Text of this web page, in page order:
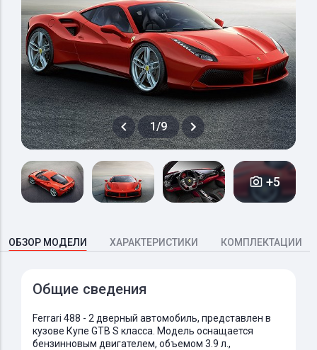
1/9
+5
ОБЗОР МОДЕЛИ ХАРАКТЕРИСТИКИ КОМПЛЕКТАЦИИ
Общие сведения
Ferrari 488 - 2 дверный автомобиль, представлен в
кузове Купе GTB S класса. Модель оснащается
бензинновым двигателем, объемом 3.9 л.,